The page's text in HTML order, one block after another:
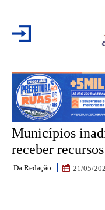
Municípios
receber
Da Redação 21/05/